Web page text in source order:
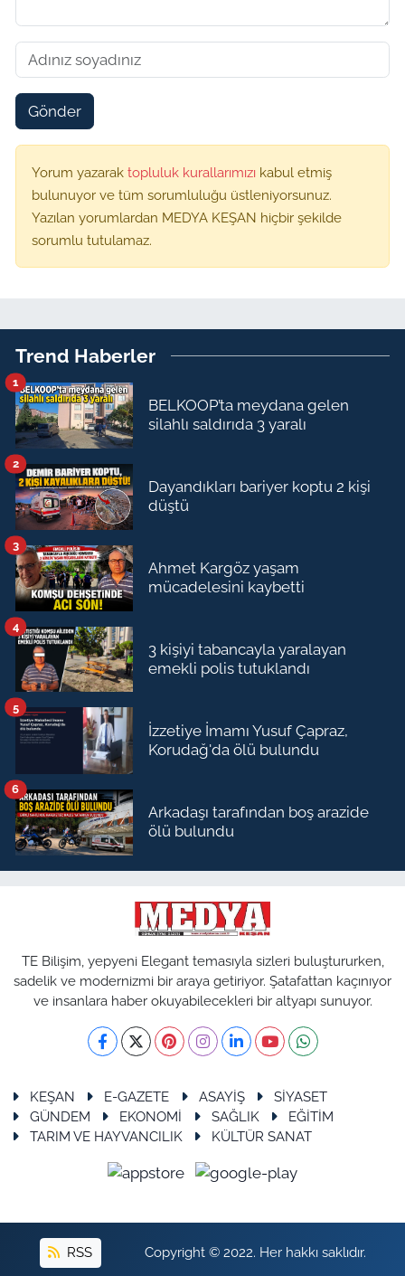
Gönder
Yorum yazarak topluluk kurallarımızı kabul etmiş
bulunuyor ve tüm sorumluluğu üstleniyorsunuz.
Yazılan yorumlardan MEDYA KEŞAN hiçbir şekilde
sorumlu tutulamaz.
Trend Haberler
BELKOOP’ta meydana gelen
silahlı saldırıda 3 yaralı
1
Dayandıkları bariyer koptu 2 kişi
düştü
2
Ahmet Kargöz yaşam
mücadelesini kaybetti
3
3 kişiyi tabancayla yaralayan
emekli polis tutuklandı
4
İzzetiye İmamı Yusuf Çapraz,
Korudağ'da ölü bulundu
5
Arkadaşı tarafından boş arazide
ölü bulundu
6
TE Bilişim, yepyeni Elegant temasıyla sizleri buluştururken,
sadelik ve modernizmi bir araya getiriyor. Şatafattan kaçınıyor
ve insanlara haber okuyabilecekleri bir altyapı sunuyor.
KEŞAN E-GAZETE ASAYİŞ
SİYASET
GÜNDEM
EKONOMİ SAĞLIK
EĞİTİM
TARIM VE HAYVANCILIK
KÜLTÜR SANAT
RSS Copyright © 2022. Her hakkı saklıdır.